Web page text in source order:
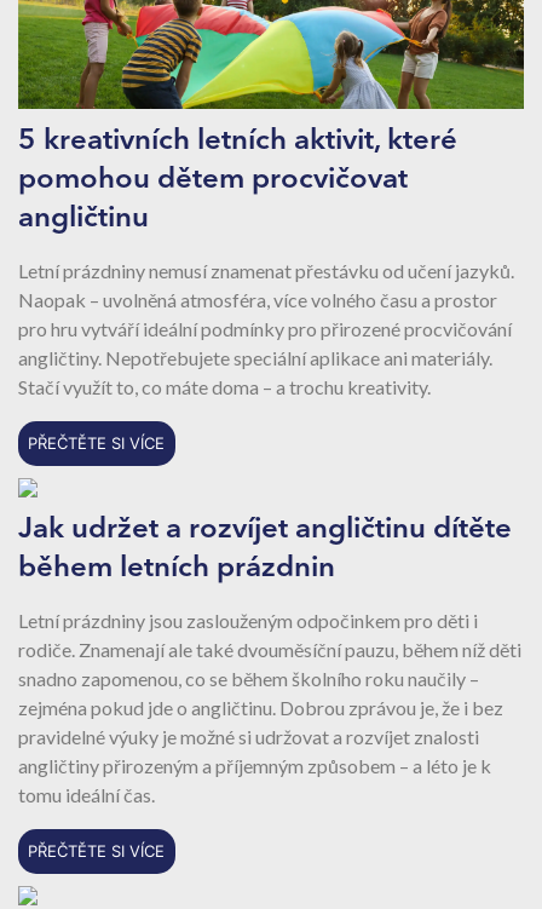
5 kreativních letních aktivit, které
pomohou dětem procvičovat
angličtinu
Letní prázdniny nemusí znamenat přestávku od učení jazyků.
Naopak – uvolněná atmosféra, více volného času a prostor
pro hru vytváří ideální podmínky pro přirozené procvičování
angličtiny. Nepotřebujete speciální aplikace ani materiály.
Stačí využít to, co máte doma – a trochu kreativity.
PŘEČTĚTE SI VÍCE
Jak udržet a rozvíjet angličtinu dítěte
během letních prázdnin
Letní prázdniny jsou zaslouženým odpočinkem pro děti i
rodiče. Znamenají ale také dvouměsíční pauzu, během níž děti
snadno zapomenou, co se během školního roku naučily –
zejména pokud jde o angličtinu. Dobrou zprávou je, že i bez
pravidelné výuky je možné si udržovat a rozvíjet znalosti
angličtiny přirozeným a příjemným způsobem – a léto je k
tomu ideální čas.
PŘEČTĚTE SI VÍCE